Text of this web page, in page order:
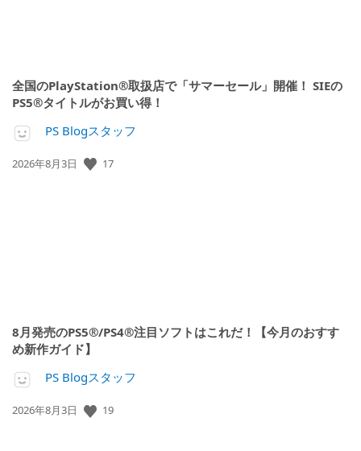
全国のPlayStation®取扱店で「サマーセール」開催！ SIEの
PS5®タイトルがお買い得！
PS Blogスタッフ
公
2026年8月3日 17
8月発売のPS5®/PS4®注目ソフトはこれだ！【今月のおすす
め新作ガイド】
PS Blogスタッフ
公
2026年8月3日 19